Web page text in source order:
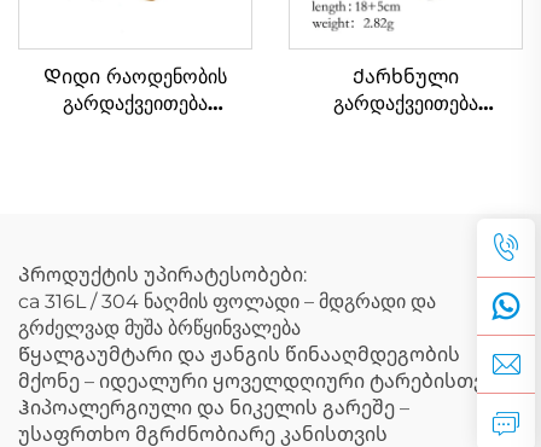
Დიდი რაოდენობის
გარდაქვეითება
Ქარხნული
გარდაქვეითება
Პროდუქტის უპირატესობები:
ca 316L / 304 ნაღმის ფოლადი – მდგრადი და
გრძელვად მუშა ბრწყინვალება
Წყალგაუმტარი და ჟანგის წინააღმდეგობის
მქონე – იდეალური ყოველდღიური ტარებისთვის
Ჰიპოალერგიული და ნიკელის გარეშე –
უსაფრთხო მგრძნობიარე კანისთვის